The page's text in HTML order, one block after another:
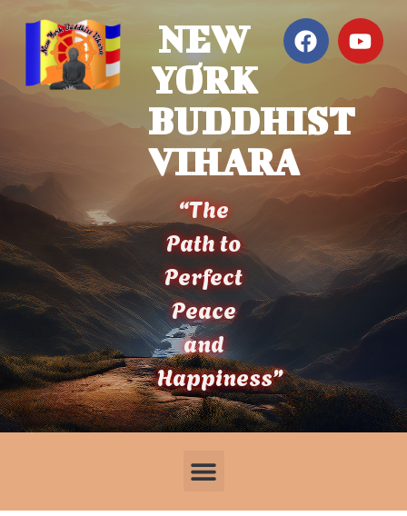
NEW
YORK
BUDDHIST
VIHARA
“The
Path to
Perfect
Peace
and
Happiness”